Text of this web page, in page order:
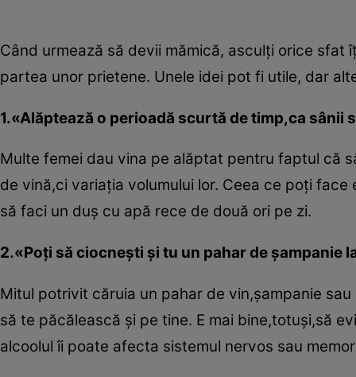
Când urmează să devii mămică, asculţi orice
partea unor prietene. Unele idei pot fi utile, dar
1.«Alăptează o perioadă scurtă de timp,ca sânii
Multe femei dau vina pe alăptat pentru faptul că
de vină,ci variaţia volumului lor. Ceea ce poţi
să faci un duş cu apă rece de două ori pe zi.
2.«Poţi să ciocneşti şi tu un pahar de şampanie
Mitul potrivit căruia un pahar de vin,şampanie
să te păcălească şi pe tine. E mai bine,totuşi,să
alcoolul îi poate afecta sistemul nervos sau